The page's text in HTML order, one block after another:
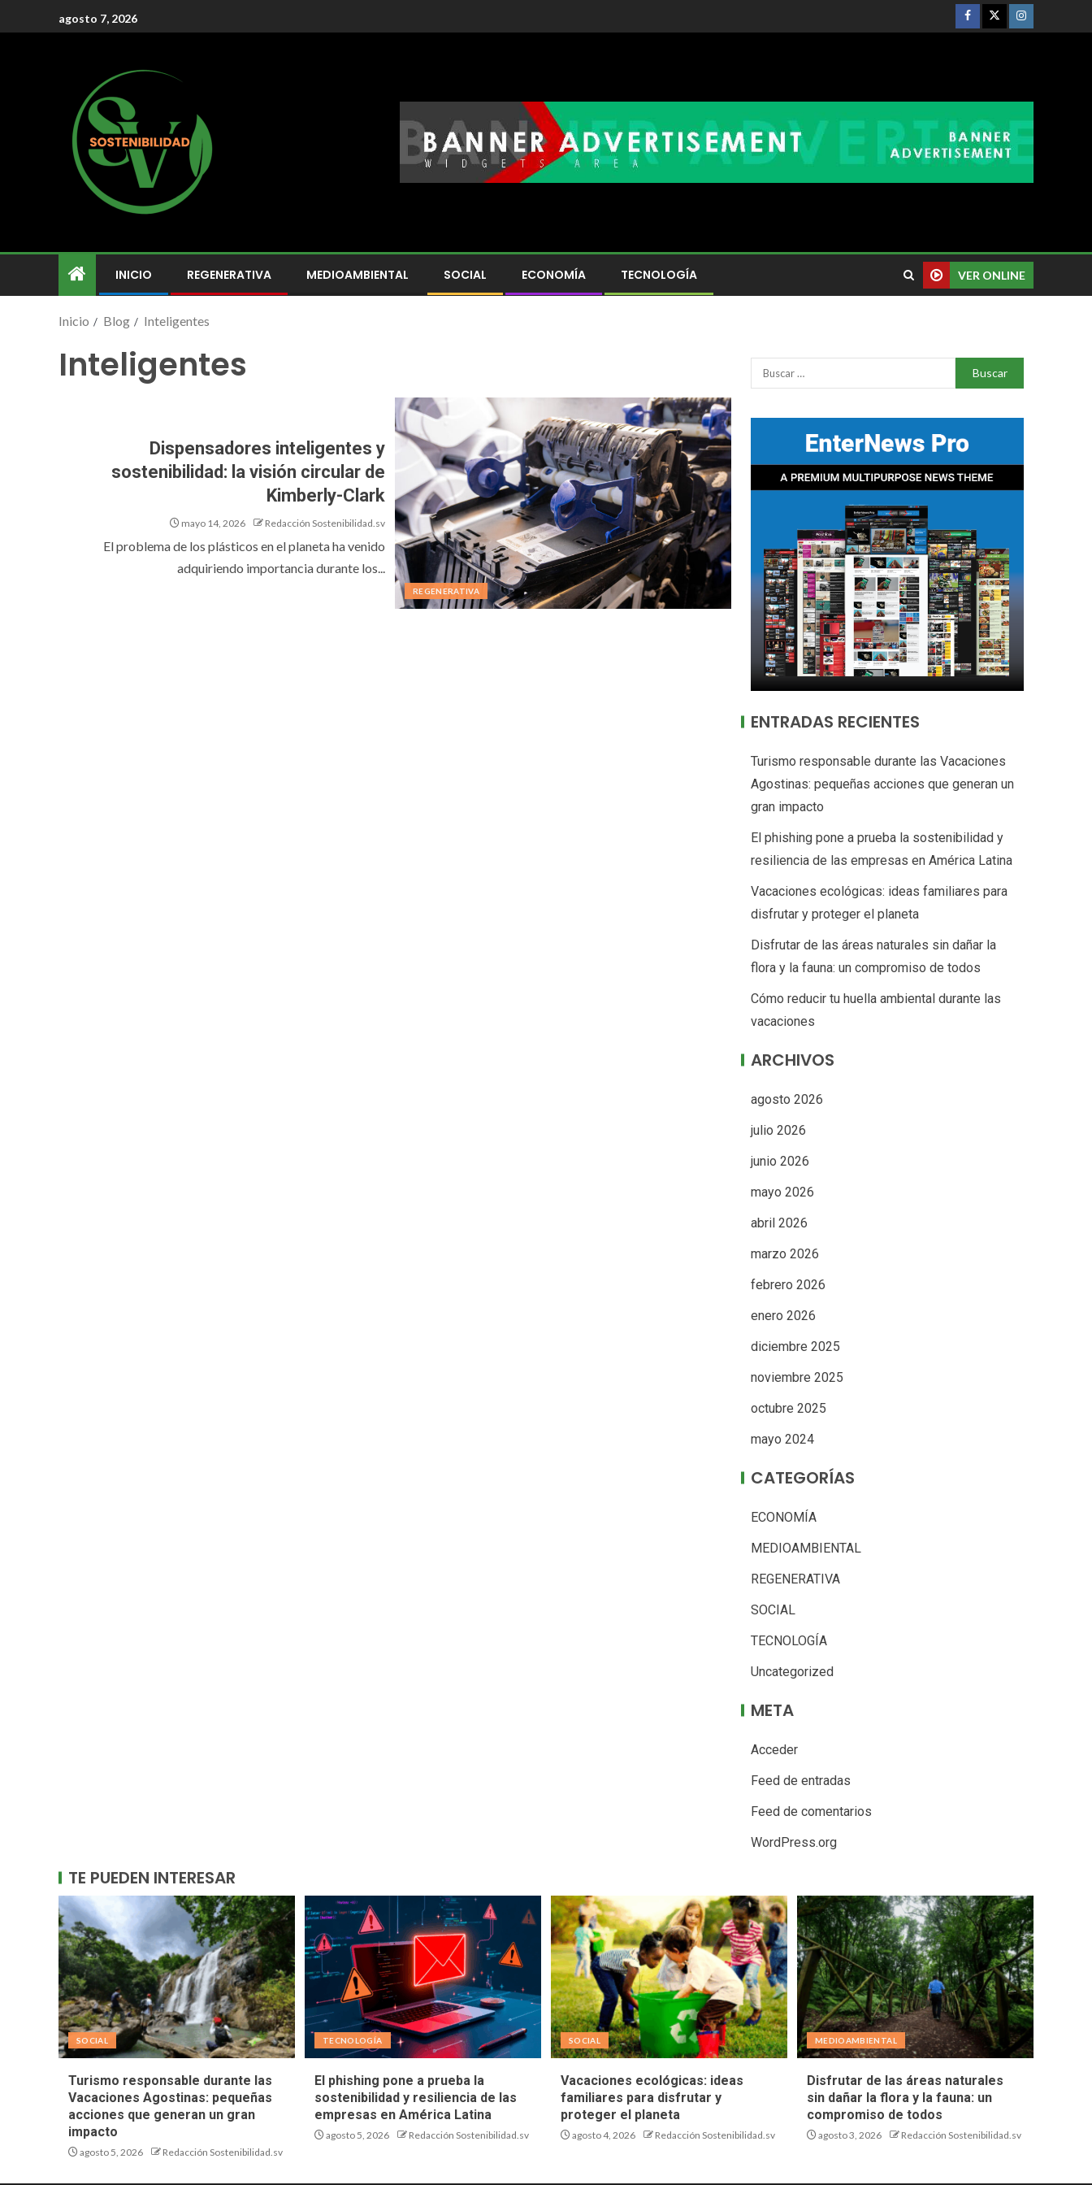
agosto 7, 2026
INICIO REGENERATIVA MEDIOAMBIENTAL SOCIAL ECONOMÍA TECNOLOGÍA VER ONLINE
Inicio Blog Inteligentes
Inteligentes
REGENERATIVA
Dispensadores inteligentes y
sostenibilidad: la visión circular de
Kimberly-Clark
mayo 14, 2026 Redacción Sostenibilidad.sv
El problema de los plásticos en el planeta ha venido
adquiriendo importancia durante los...
ENTRADAS RECIENTES
Turismo responsable durante las Vacaciones
Agostinas: pequeñas acciones que generan un
gran impacto
El phishing pone a prueba la sostenibilidad y
resiliencia de las empresas en América Latina
Vacaciones ecológicas: ideas familiares para
disfrutar y proteger el planeta
Disfrutar de las áreas naturales sin dañar la
flora y la fauna: un compromiso de todos
Cómo reducir tu huella ambiental durante las
vacaciones
ARCHIVOS
agosto 2026
julio 2026
junio 2026
mayo 2026
abril 2026
marzo 2026
febrero 2026
enero 2026
diciembre 2025
noviembre 2025
octubre 2025
mayo 2024
CATEGORÍAS
ECONOMÍA
MEDIOAMBIENTAL
REGENERATIVA
SOCIAL
TECNOLOGÍA
Uncategorized
META
Acceder
Feed de entradas
Feed de comentarios
WordPress.org
TE PUEDEN INTERESAR
SOCIAL
Turismo responsable durante las
Vacaciones Agostinas: pequeñas
acciones que generan un gran
impacto
agosto 5, 2026 Redacción Sostenibilidad.sv
TECNOLOGÍA
El phishing pone a prueba la
sostenibilidad y resiliencia de las
empresas en América Latina
agosto 5, 2026 Redacción Sostenibilidad.sv
SOCIAL
Vacaciones ecológicas: ideas
familiares para disfrutar y
proteger el planeta
agosto 4, 2026 Redacción Sostenibilidad.sv
MEDIOAMBIENTAL
Disfrutar de las áreas naturales
sin dañar la flora y la fauna: un
compromiso de todos
agosto 3, 2026 Redacción Sostenibilidad.sv